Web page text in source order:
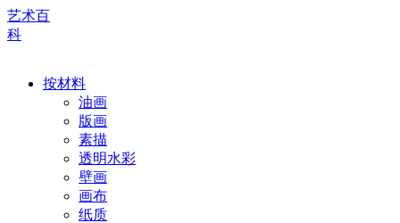
艺术百
科
按材料
油画
版画
素描
透明水彩
壁画
画布
纸质